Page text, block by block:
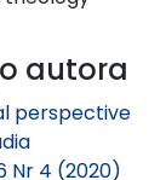
autora
perspective
Nr 4 (2020)